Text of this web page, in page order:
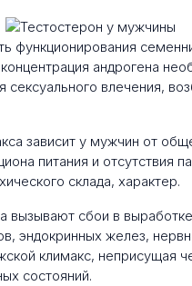
функционирования
андрогена
сексуального влечения,
зависит у мужчин от
питания и отсутствия
склада, характер.
вызывают сбои в
эндокринных желез,
климакс, неприсущая
состояний.